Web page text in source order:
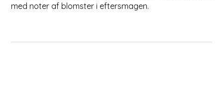
med noter af blomster i eftersmagen.